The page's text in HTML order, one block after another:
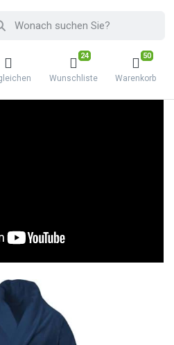
24
Wunschliste
50
Warenkorb